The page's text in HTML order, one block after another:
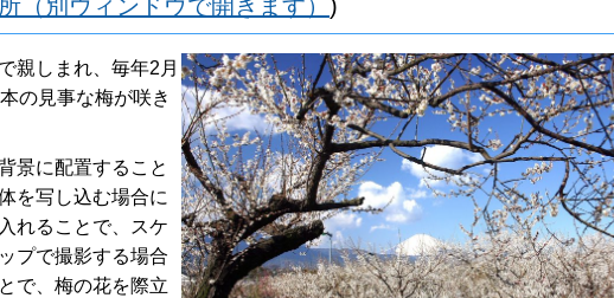
（別ウィンドウで開きます） )
親しまれ、毎年2月
の見事な梅が咲き
景に配置すること
を写し込む場合に
れることで、スケ
プで撮影する場合
で、梅の花を際立